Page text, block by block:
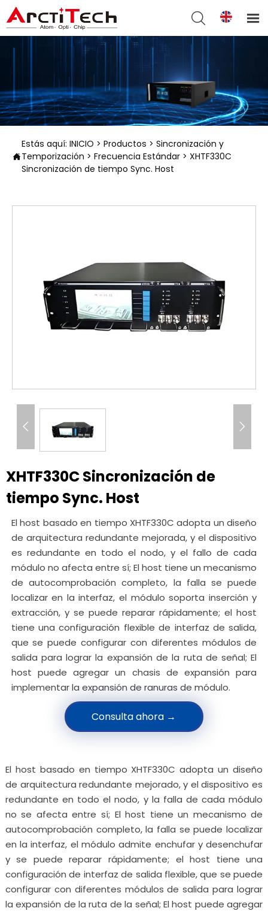
 

Estás aquí: INICIO > Productos > Sincronización y
Temporización > Frecuencia Estándar > XHTF330C
Sincronización de tiempo Sync. Host
 
XHTF330C Sincronización de
tiempo Sync. Host
El host basado en tiempo XHTF330C adopta un diseño
de arquitectura redundante mejorada, y el dispositivo
es redundante en todo el nodo, y el fallo de cada
módulo no afecta entre sí; El host tiene un mecanismo
de autocomprobación completo, la falla se puede
localizar en la interfaz, el módulo soporta inserción y
extracción, y se puede reparar rápidamente; el host
tiene una configuración flexible de interfaz de salida,
que se puede configurar con diferentes módulos de
salida para lograr la expansión de la ruta de señal; El
host puede agregar un chasis de expansión para
implementar la expansión de ranuras de módulo.
Consulta ahora →
El host basado en tiempo XHTF330C adopta un diseño
de arquitectura redundante mejorado, y el dispositivo es
redundante en todo el nodo, y la falla de cada módulo
no se afecta entre sí; El host tiene un mecanismo de
autocomprobación completo, la falla se puede localizar
en la interfaz, el módulo admite enchufar y desenchufar
y se puede reparar rápidamente; el host tiene una
configuración de interfaz de salida flexible, que se puede
configurar con diferentes módulos de salida para lograr
la expansión de la ruta de la señal; El host puede agregar